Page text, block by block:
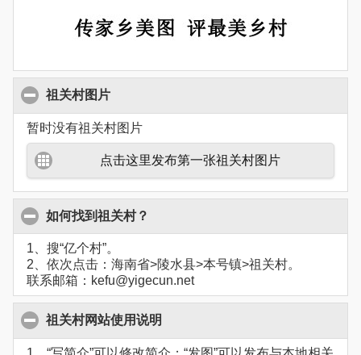
祖关村图片
暂时没有祖关村图片
点击这里发布第一张祖关村图片
如何找到祖关村？
1、搜“亿个村”。
2、依次点击：海南省>陵水县>本号镇>祖关村。
联系邮箱：kefu@yigecun.net
祖关村网站使用说明